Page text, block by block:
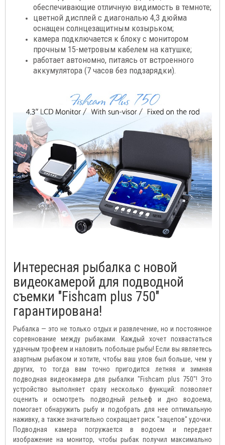
обеспечивающие отличную видимость в темноте;
цветной дисплей с диагональю 4,3 дюйма
оснащен солнцезащитным козырьком;
камера подключается к блоку с монитором
прочным 15-метровым кабелем на катушке;
работает автономно, питаясь от встроенного
аккумулятора (7 часов без подзарядки).
Интересная рыбалка с новой
видеокамерой для подводной
съемки "Fishcam plus 750"
гарантирована!
Рыбалка — это не только отдых и развлечение, но и постоянное
соревнование между рыбаками. Каждый хочет похвастаться
удачным трофеем и наловить побольше рыбы! Если вы являетесь
азартным рыбаком и хотите, чтобы ваш улов был больше, чем у
других, то тогда вам точно пригодится летняя и зимняя
подводная видеокамера для рыбалки "Fishcam plus 750"! Это
устройство выполняет сразу несколько функций: позволяет
оценить и осмотреть подводный рельеф и дно водоема,
помогает обнаружить рыбу и подобрать для нее оптимальную
наживку, а также значительно сокращает риск "зацепов" удочки.
Подводная камера погружается в водоем и передает
изображение на монитор, чтобы рыбак получил максимально